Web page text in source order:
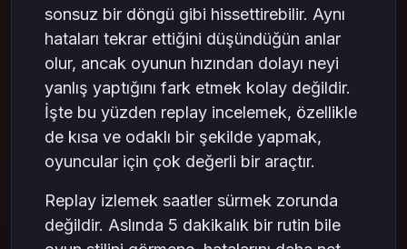
Objektife Girme Kararı Gerçekten Mantıklı
mıydı? – LOL RP Başlığı Altında Basit Bir
Kontrol
Her Replay’den Sadece Bir Ders Çıkar –
LOL’da Kalıcı Gelişimin Sırrı
Tek Bir Noktaya Odaklanmak – LOL RP
Kullanmasan Bile Gelişimi Hızlandırır
Sonuç: 5 Dakikada Replay Analizi, LOL’de En
mas4games ile LOL Deneyimini Zenginleştir
sonsuz bir döngü gibi hissettirebilir. Aynı
hataları tekrar ettiğini düşündüğün anlar
olur, ancak oyunun hızından dolayı neyi
yanlış yaptığını fark etmek kolay değildir.
İşte bu yüzden replay incelemek, özellikle
de kısa ve odaklı bir şekilde yapmak,
oyuncular için çok değerli bir araçtır.
Replay izlemek saatler sürmek zorunda
değildir. Aslında 5 dakikalık bir rutin bile